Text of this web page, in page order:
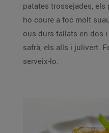
patates trossejades,
ho coure a foc molt suau 30 min. Incorpora-hi els
ous durs tallats en dos i una picada feta
safrà, els alls i julivert.
serveix-lo.